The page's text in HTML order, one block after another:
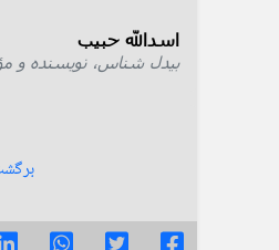
اسدالله حبیب
بیدل شناس، نویسنده و